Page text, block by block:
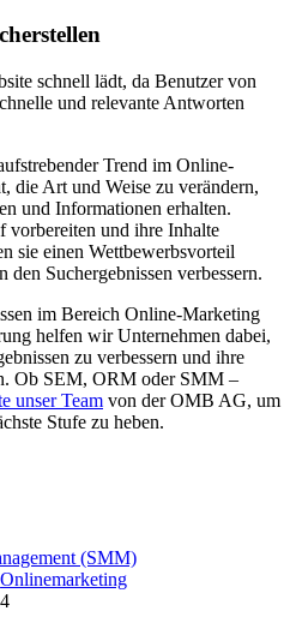
schnell lädt, da Benutzer von
und relevante Antworten
Trend im Online-
die Art und Weise zu verändern,
und Informationen erhalten.
vorbereiten und ihre Inhalte
sie einen Wettbewerbsvorteil
Suchergebnissen verbessern.
im Bereich Online-Marketing
helfen wir Unternehmen dabei,
zu verbessern und ihre
Ob SEM, ORM oder SMM –
unser Team von der OMB AG, um
Stufe zu heben.
(SMM)
Onlinemarketing